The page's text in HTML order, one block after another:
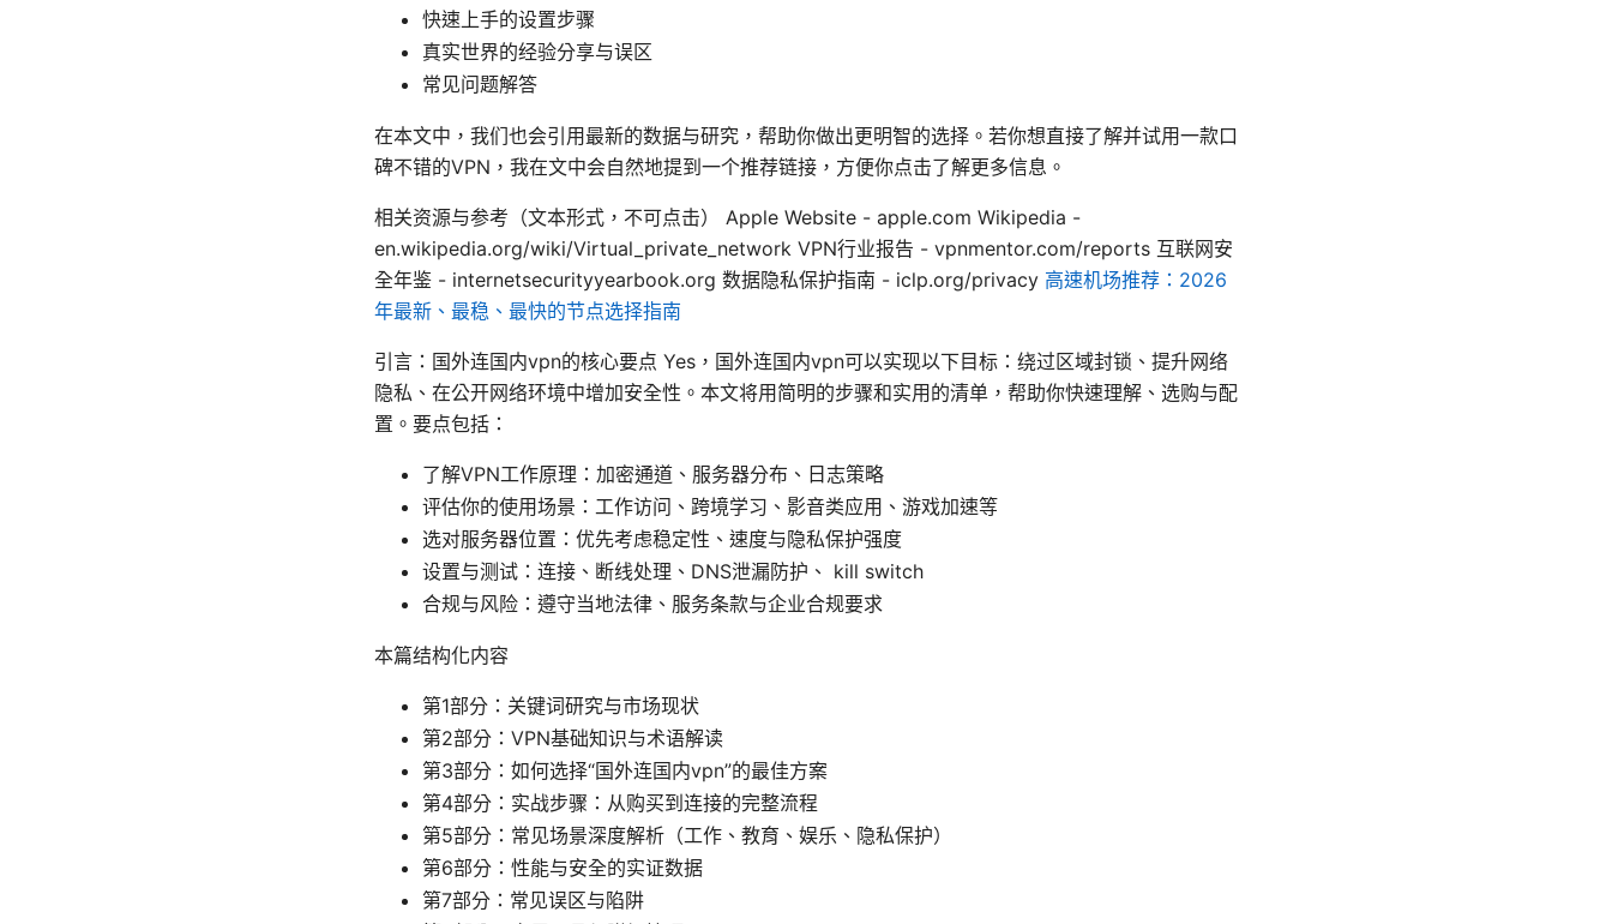
快速上手的设置步骤
真实世界的经验分享与误区
常见问题解答
在本文中，我们也会引用最新的数据与研究，帮助你做出更明智的选择。若你想直接了解并试用一款口
碑不错的VPN，我在文中会自然地提到一个推荐链接，方便你点击了解更多信息。
相关资源与参考（文本形式，不可点击） Apple Website - apple.com Wikipedia -
en.wikipedia.org/wiki/Virtual_private_network VPN行业报告 - vpnmentor.com/reports 互联网安
全年鉴 - internetsecurityyearbook.org 数据隐私保护指南 - iclp.org/privacy 高速机场推荐：2026
年最新、最稳、最快的节点选择指南
引言：国外连国内vpn的核心要点 Yes，国外连国内vpn可以实现以下目标：绕过区域封锁、提升网络
隐私、在公开网络环境中增加安全性。本文将用简明的步骤和实用的清单，帮助你快速理解、选购与配
置。要点包括：
了解VPN工作原理：加密通道、服务器分布、日志策略
评估你的使用场景：工作访问、跨境学习、影音类应用、游戏加速等
选对服务器位置：优先考虑稳定性、速度与隐私保护强度
设置与测试：连接、断线处理、DNS泄漏防护、 kill switch
合规与风险：遵守当地法律、服务条款与企业合规要求
本篇结构化内容
第1部分：关键词研究与市场现状
第2部分：VPN基础知识与术语解读
第3部分：如何选择“国外连国内vpn”的最佳方案
第4部分：实战步骤：从购买到连接的完整流程
第5部分：常见场景深度解析（工作、教育、娱乐、隐私保护）
第6部分：性能与安全的实证数据
第7部分：常见误区与陷阱